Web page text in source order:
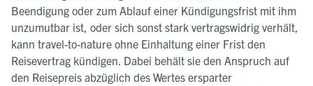
Beendigung oder zum Ablauf einer Kündigungsfrist mit ihm
unzumutbar ist, oder sich sonst stark vertragswidrig verhält,
kann travel-to-nature ohne Einhaltung einer Frist den
Reisevertrag kündigen. Dabei behält sie den Anspruch auf
den Reisepreis abzüglich des Wertes ersparter